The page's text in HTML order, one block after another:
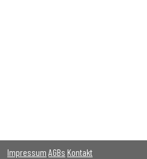
Impressum AGBs Kontakt